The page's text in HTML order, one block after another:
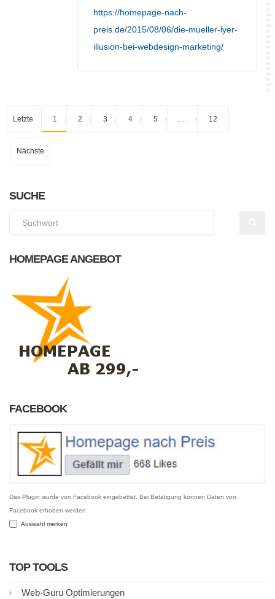
https://homepage-nach-
preis.de/2015/08/06/die-mueller-lyer-
illusion-bei-webdesign-marketing/
Letzte 1 2 3 4 5 12
Nächste
SUCHE
HOMEPAGE ANGEBOT
FACEBOOK
Das Plugin wurde von Facebook eingebettet. Bei Betätigung können Daten von
Facebook erhoben werden.
Auswahl merken
TOP TOOLS
Web-Guru Optimierungen